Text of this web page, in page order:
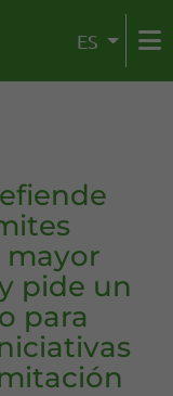
ES
mayor
pide un
para